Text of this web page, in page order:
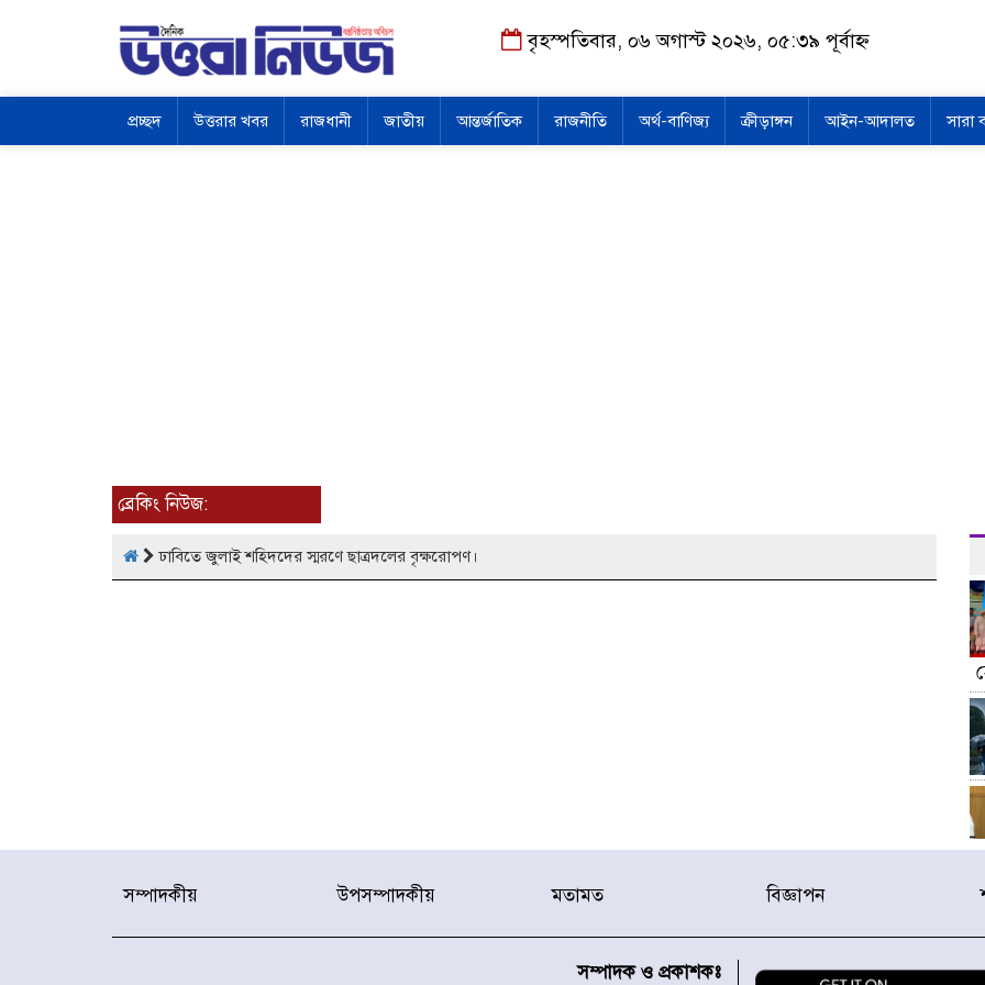
বৃহস্পতিবার, ০৬ অগাস্ট ২০২৬, ০৫:৩৯ পূর্বাহ্ন
প্রচ্ছদ উত্তরার খবর রাজধানী জাতীয় আন্তর্জাতিক রাজনীতি অর্থ-বাণিজ্য ক্রীড়াঙ্গন আইন-আদালত সারা
ব্রেকিং নিউজ:
ঢাবিতে জুলাই শহিদদের স্মরণে ছাত্রদলের বৃক্ষরোপণ।
সম্পাদকীয় উপসম্পাদকীয় মতামত বিজ্ঞাপন
সম্পাদক ও প্রকাশকঃ